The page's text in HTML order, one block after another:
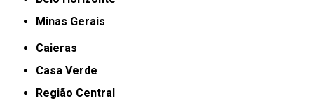
Minas Gerais
Caieras
Casa Verde
Região Central